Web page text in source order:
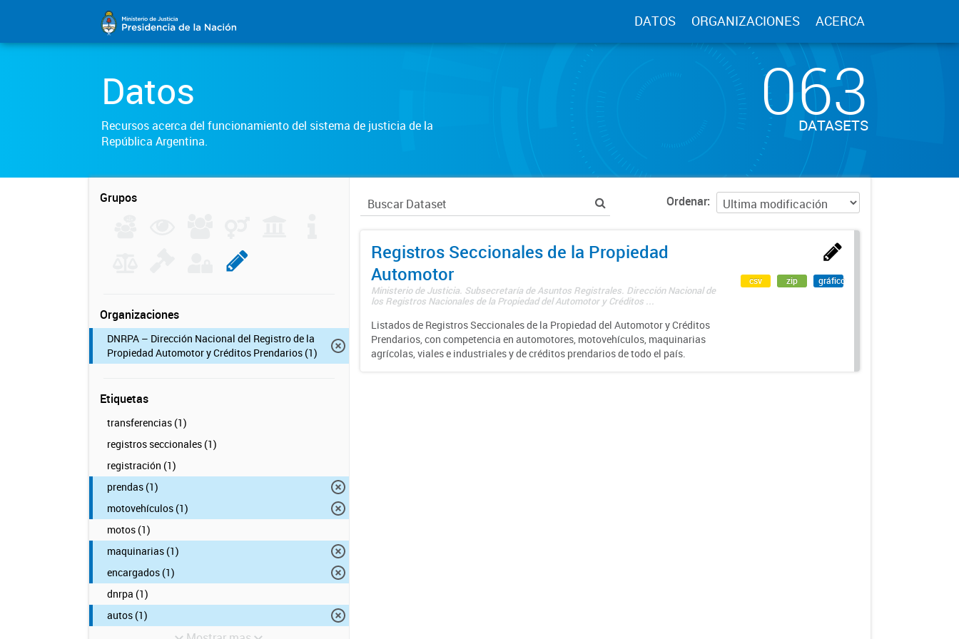
DATOS ORGANIZACIONES ACERCA
Datos
Recursos acerca del funcionamiento del sistema de justicia de la
República Argentina.
063
DATASETS
Grupos
Organizaciones
DNRPA – Dirección Nacional del Registro de la
Propiedad Automotor y Créditos Prendarios (1)
Etiquetas
transferencias (1)
registros seccionales (1)
registración (1)
prendas (1)
motovehículos (1)
motos (1)
maquinarias (1)
encargados (1)
dnrpa (1)
autos (1)
Ordenar
Registros Seccionales de la Propiedad
Automotor
Ministerio de Justicia. Subsecretaría de Asuntos Registrales. Dirección Nacional de
los Registros Nacionales de la Propiedad del Automotor y Créditos ...
Listados de Registros Seccionales de la Propiedad del Automotor y Créditos
Prendarios, con competencia en automotores, motovehículos, maquinarias
agrícolas, viales e industriales y de créditos prendarios de todo el país.
csv zip gráfico